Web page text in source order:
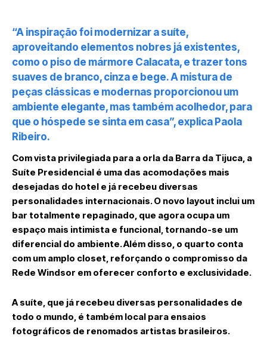
“A inspiração foi modernizar a suíte,
aproveitando elementos nobres já existentes,
como o piso de mármore Calacata, e trazer tons
suaves de branco, cinza e bege. A mistura de
peças clássicas e modernas proporcionou um
ambiente elegante, mas também acolhedor, para
que o hóspede se sinta em casa”, explica Paola
Ribeiro.
Com vista privilegiada para a orla da Barra da Tijuca, a
Suíte Presidencial é uma das acomodações mais
desejadas do hotel e já recebeu diversas
personalidades internacionais. O novo layout inclui um
bar totalmente repaginado, que agora ocupa um
espaço mais intimista e funcional, tornando-se um
diferencial do ambiente. Além disso, o quarto conta
com um amplo closet, reforçando o compromisso da
Rede Windsor em oferecer conforto e exclusividade.
A suíte, que já recebeu diversas personalidades de
todo o mundo, é também local para ensaios
fotográficos de renomados artistas brasileiros.